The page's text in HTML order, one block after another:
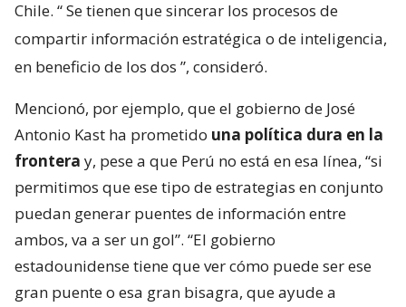
Chile. “Se tienen que sincerar los procesos de
compartir información estratégica o de inteligencia,
en beneficio de los dos ”, consideró.
Mencionó, por ejemplo, que el gobierno de José
Antonio Kast ha prometido una política dura en la
frontera y, pese a que Perú no está en esa línea, “si
permitimos que ese tipo de estrategias en conjunto
puedan generar puentes de información entre
ambos, va a ser un gol”. “El gobierno
estadounidense tiene que ver cómo puede ser ese
gran puente o esa gran bisagra, que ayude a